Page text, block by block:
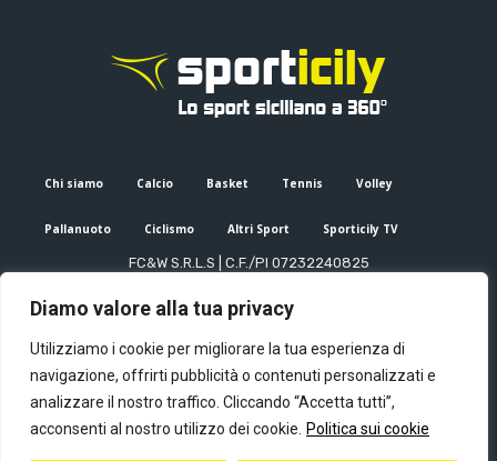
Diamo valore alla tua privacy
Utilizziamo i cookie per migliorare la tua esperienza di
navigazione, offrirti pubblicità o contenuti personalizzati e
analizzare il nostro traffico. Cliccando “Accetta tutti”,
acconsenti al nostro utilizzo dei cookie.
Politica sui cookie
Chi siamo Calcio Basket Tennis Volley
Pallanuoto Ciclismo Altri Sport Sporticily TV
FC&W S.R.L.S | C.F./PI 07232240825
Editore e direttore responsabile: Francesco Cammuca | Registro
Mail: info@sporticily.it| Telefono:+39 371 788 7216